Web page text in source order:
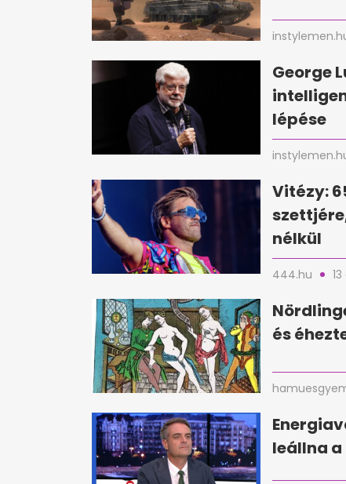
George
lépése
Vitézy:
nélkül
444.hu
és
leállna a